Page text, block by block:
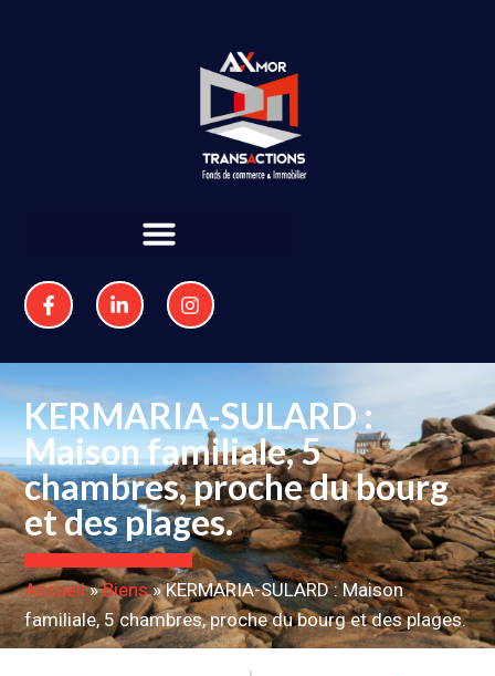
KERMARIA-SULARD :
Maison familiale, 5
chambres, proche du bourg
et des plages.
Accueil»Biens»KERMARIA-SULARD : Maison
familiale, 5 chambres, proche du bourg et des plages.